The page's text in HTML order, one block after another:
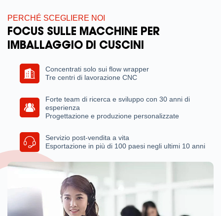
PERCHÉ SCEGLIERE NOI
FOCUS SULLE MACCHINE PER
IMBALLAGGIO DI CUSCINI
Concentrati solo sui flow wrapper
Tre centri di lavorazione CNC
Forte team di ricerca e sviluppo con 30 anni di
esperienza
Progettazione e produzione personalizzate
Servizio post-vendita a vita
Esportazione in più di 100 paesi negli ultimi 10 anni